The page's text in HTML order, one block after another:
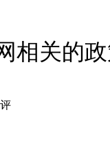
相关的